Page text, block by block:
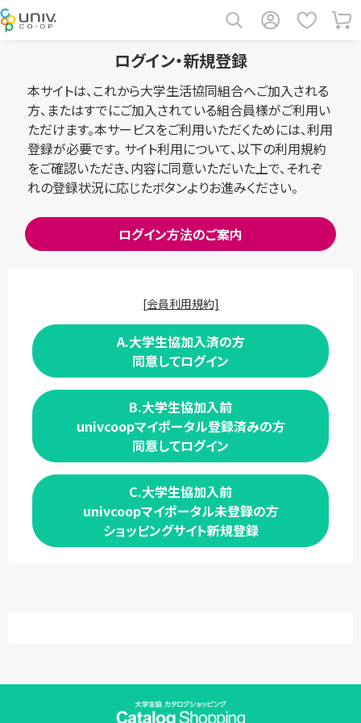
ログイン・新規登録
本サイトは、これから大学生活協同組合へご加入される
方、またはすでにご加入されている組合員様がご利用い
ただけます。本サービスをご利用いただくためには、利用
登録が必要です。 サイト利用について、以下の利用規約
をご確認いただき、内容に同意いただいた上で、それぞ
れの登録状況に応じたボタンよりお進みください。
ログイン方法のご案内
[会員利用規約]
A.大学生協加入済の方
同意してログイン
B.大学生協加入前
univcoopマイポータル登録済みの方
同意してログイン
C.大学生協加入前
univcoopマイポータル未登録の方
ショッピングサイト新規登録